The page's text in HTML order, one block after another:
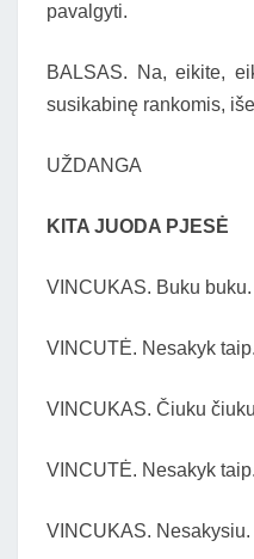
pavalgyti.
BALSAS. Na, eikite,
susikabinę rankomis,
UŽDANGA
KITA JUODA PJESĖ
VINCUKAS. Buku buku.
VINCUTĖ. Nesakyk
VINCUKAS. Čiuku
VINCUTĖ. Nesakyk
VINCUKAS. Nesakysiu.